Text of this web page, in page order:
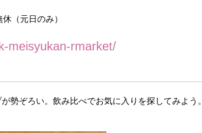
（元日のみ）
meisyukan-rmarket/
勢ぞろい。飲み比べでお気に入りを探してみよう。